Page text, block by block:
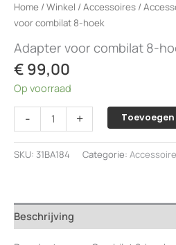
Home /Winkel /Accessoires /
voor combilat 8-hoek
Adapter voor combilat 8-
€ 99,00
Op voorraad
-
voor
combilat
8-
+
SKU: 31BA184 Categorie:
Beschrijving